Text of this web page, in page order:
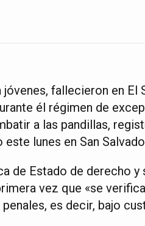
fallecieron en El
él régimen de
a las pandillas,
lunes en San
de Estado de derecho
vez que «se
es decir, bajo